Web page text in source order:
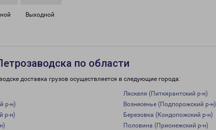
Выходной
по области
доставка грузов осуществляется в следующие города:
Ляскеля (Питкярантский р-н)
р-н)
Вознесенье (Подпорожский р-н)
р-н)
Березовка (Кондопожский р-н)
Половина (Прионежский р-н)